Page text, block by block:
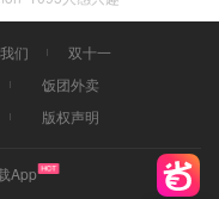
们
双十一
饭团外卖
版权声明
App